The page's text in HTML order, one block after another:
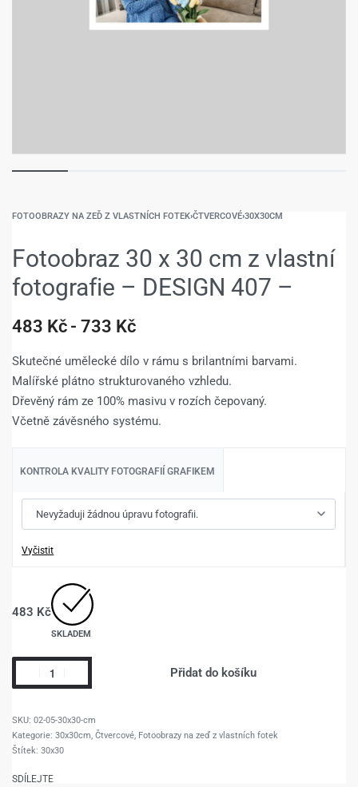
FOTOOBRAZY NA ZEĎ Z VLASTNÍCH FOTEK›ČTVERCOVÉ›30X30CM
Fotoobraz 30 x 30 cm z vlastní
fotografie – DESIGN 407 –
483 Kč 733 Kč
Skutečné umělecké dílo v rámu s brilantními barvami.
Malířské plátno strukturovaného vzhledu.
Dřevěný rám ze 100% masivu v rozích čepovaný.
Včetně závěsného systému.
KONTROLA KVALITY FOTOGRAFIÍ GRAFIKEM
Vyčistit
483 Kč
SKLADEM
Přidat do košíku
02-05-30x30-cm
Kategorie: 30x30cm, Čtvercové, Fotoobrazy na zeď z vlastních fotek
Štítek: 30x30
SDÍLEJTE